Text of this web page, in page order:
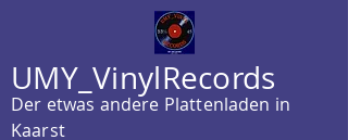
UMY_VinylRecords
Der etwas andere Plattenladen in
Kaarst